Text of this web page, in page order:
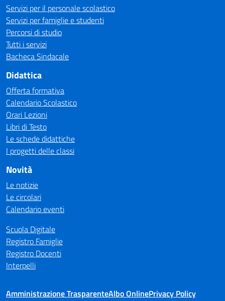
Servizi per il personale scolastico
Servizi per famiglie e studenti
Percorsi di studio
Tutti i servizi
Bacheca Sindacale
Didattica
Offerta formativa
Calendario Scolastico
Orari Lezioni
Libri di Testo
Le schede didattiche
I progetti delle classi
Novità
Le notizie
Le circolari
Calendario eventi
Scuola Digitale
Registro Famiglie
Registro Docenti
Interpelli
Amministrazione TrasparenteAlbo OnlinePrivacy Policy